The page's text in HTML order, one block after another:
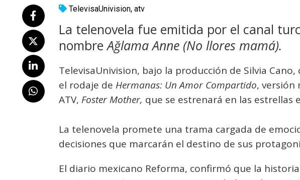
TelevisaUnivision, atv
La telenovela fue emitida por el canal
nombreAğlama Anne (No llores mamá).
TelevisaUnivision, bajo la producción de Silvia
el rodaje de Hermanas: Un Amor Compartido, versión
ATV, Foster Mother, que se estrenará en las estrellas
La telenovela promete una trama cargada de
decisiones que marcarán el destino de sus
El diario mexicano Reforma, confirmó que la